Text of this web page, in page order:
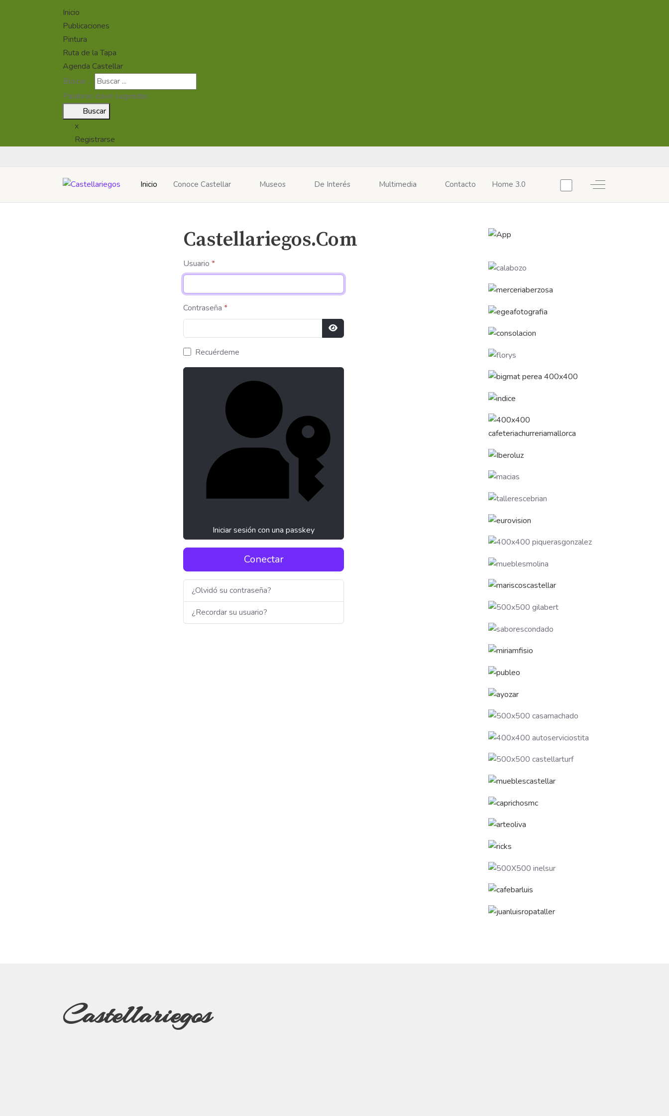
Inicio
Publicaciones
Pintura
Ruta de la Tapa
Agenda Castellar
Buscar ...
Palabras clave sugeridas
Buscar
x
Registrarse
Inicio Conoce Castellar Museos De Interés Multimedia Contacto Home 3.0 Off-Canvas Toggle
Castellariegos.Com
Usuario *
Contraseña *
Mostrar contraseña
Recuérdeme
Iniciar sesión con una passkey
Conectar
¿Olvidó su contraseña?
¿Recordar su usuario?
Castellariegos